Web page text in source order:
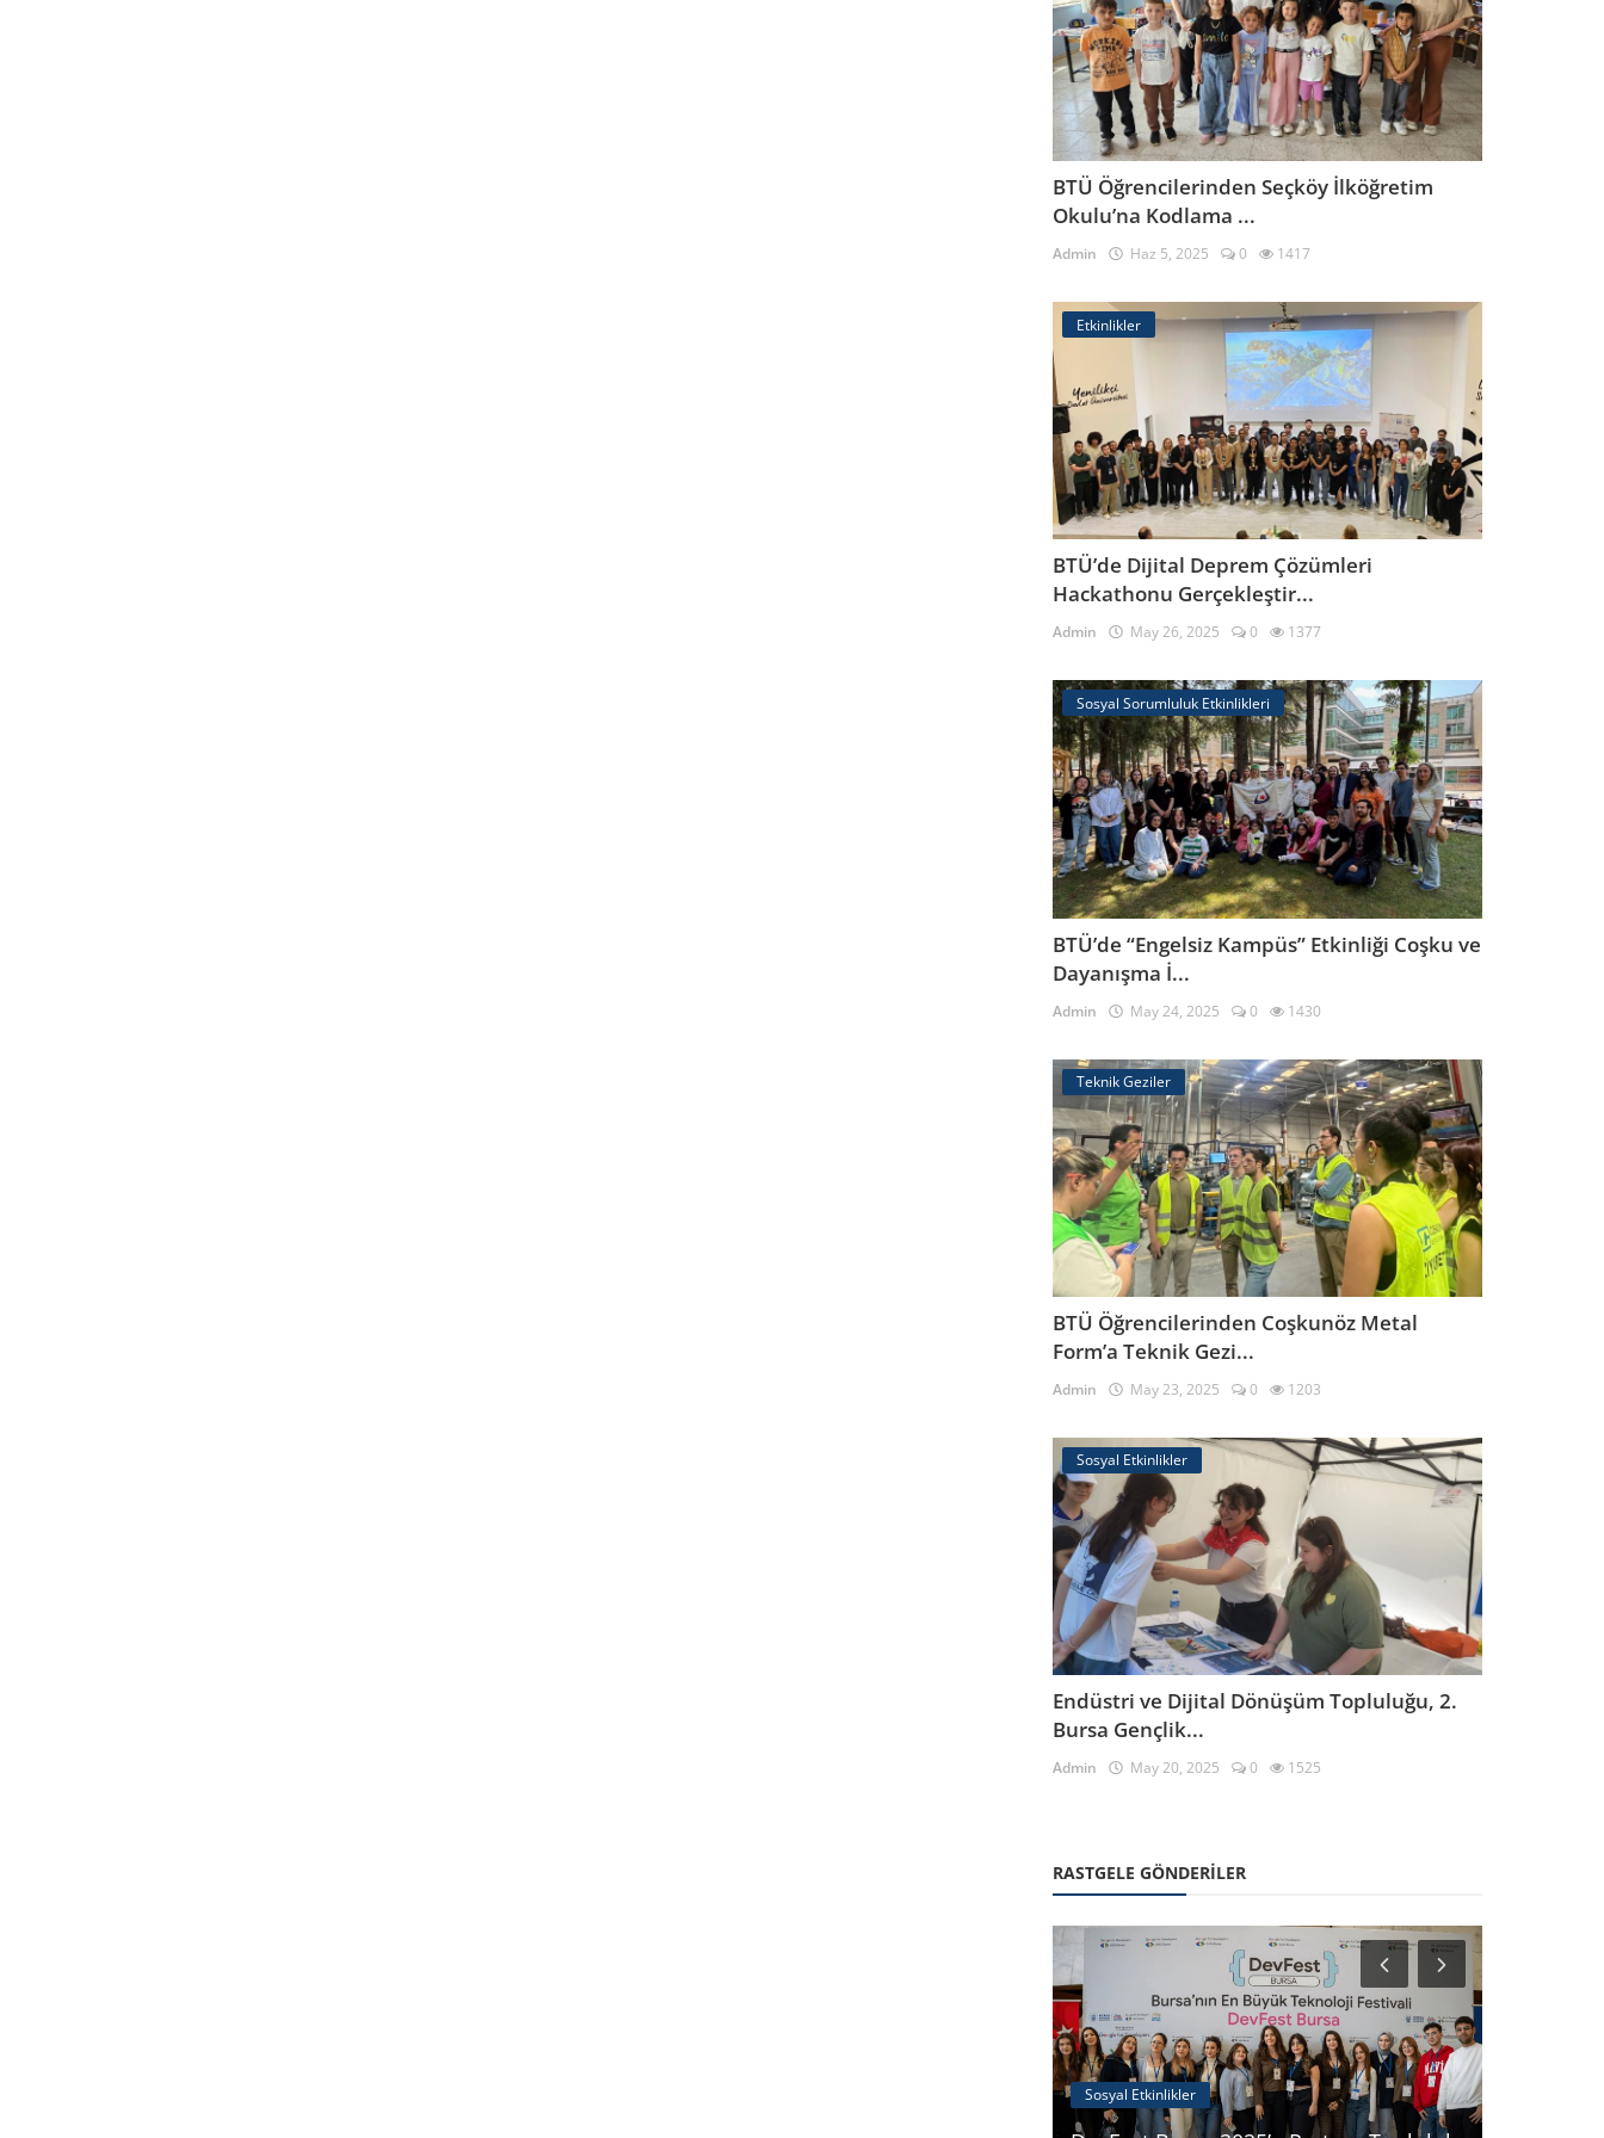
BTÜ Öğrencilerinden Seçköy İlköğretim
Okulu’na Kodlama ...
Admin Haz 5, 2025 0 1417
Etkinlikler
BTÜ’de Dijital Deprem Çözümleri
Hackathonu Gerçekleştir...
Admin May 26, 2025 0 1377
Sosyal Sorumluluk Etkinlikleri
BTÜ’de “Engelsiz Kampüs” Etkinliği Coşku ve
Dayanışma İ...
Admin May 24, 2025 0 1430
Teknik Geziler
BTÜ Öğrencilerinden Coşkunöz Metal
Form’a Teknik Gezi...
Admin May 23, 2025 0 1203
Sosyal Etkinlikler
Endüstri ve Dijital Dönüşüm Topluluğu, 2.
Bursa Gençlik...
Admin May 20, 2025 0 1525
RASTGELE GÖNDERILER
Sosyal Etkinlikler